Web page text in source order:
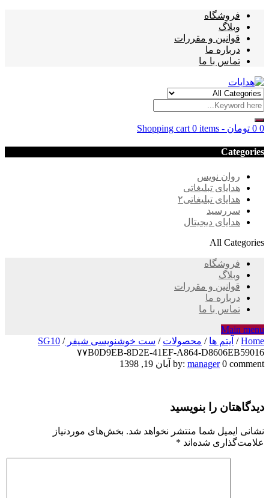
فروشگاه
وبلاگ
قوانین و مقررات
درباره ما
تماس با ما
Shopping cart 0 items - 0 تومان 0
Categories
روان نویس
هدایای تبلیغاتی
هدایای تبلیغاتی۲
سررسید
هدایای دیجیتال
All Categories
فروشگاه
وبلاگ
قوانین و مقررات
درباره ما
تماس با ما
Main menu
Home
/ آیتم ها / محصولات / ست خوشنویسی شیفر SG10/
۷۷B0D9EB-8D2E-41EF-A864-D8606EB59016
۷۷B0D9EB-
41EF-
A864-
D8606EB59016
by: manager 0 comment آبان 19, 1398
دیدگاهتان را بنویسید
نشانی ایمیل شما منتشر نخواهد شد. بخش‌های موردنیاز
علامت‌گذاری شده‌اند *